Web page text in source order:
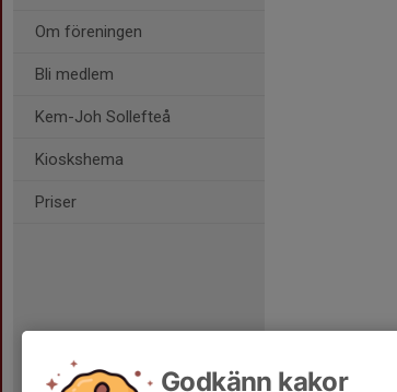
Om föreningen
Bli medlem
Kem-Joh Sollefteå
Kioskshema
Priser
Godkänn kakor